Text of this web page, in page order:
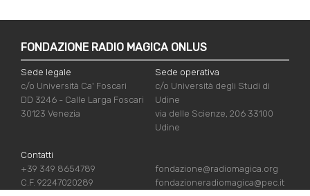
FONDAZIONE RADIO MAGICA ONLUS
Sede legale
c/o Università Ca' Foscari
DD 3246 - Calle Larga Foscari
30123 Venezia
Sede operativa
c/o Università degli Studi di
Udine
via delle Scienze, 206 33100
Udine
Contatti
+39 349 8654789
C.F. 92247020289
fondazione@radiomagica.org
fondazioneradiomagica@pec.it